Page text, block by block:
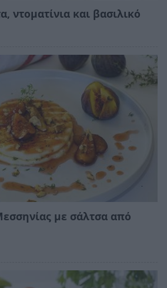
ντοματίνια και βασιλικό
με σάλτσα από